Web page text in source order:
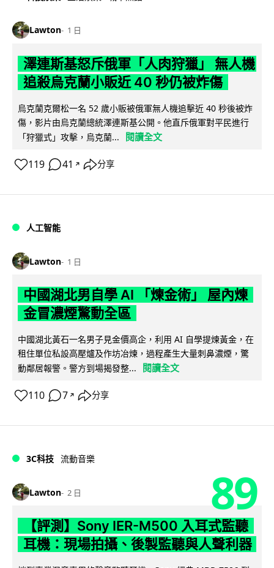
Lawton 1 日
澤連斯基怒斥俄軍「人肉狩獵」 無人機
追殺烏克蘭小販近 40 秒仍被炸傷
烏克蘭克爾松一名 52 歲小販被俄軍無人機追擊近 40 秒後被炸
傷，影片由烏克蘭總統澤連斯基公開。他直斥俄軍對平民進行
「狩獵式」攻擊，烏克蘭...
閱讀全文
119 41 ↗ 分享
人工智能
Lawton 1 日
中國湖北男自學 AI 「煉金術」 屋內煉
金冒濃煙驚動全區
中國湖北黃石一名男子見金價高企，利用 AI 自學提煉黃金，在
租住單位私設高壓爐及作坊冶煉，過程產生大量刺鼻濃煙，驚
動鄰居報警。警方到場揭發整...
閱讀全文
110 7 ↗ 分享
3C科技 流動音樂
Lawton 2 日 89
【評測】Sony IER-M500 入耳式監聽
耳機：現場拍攝、後製監聽與人聲利器